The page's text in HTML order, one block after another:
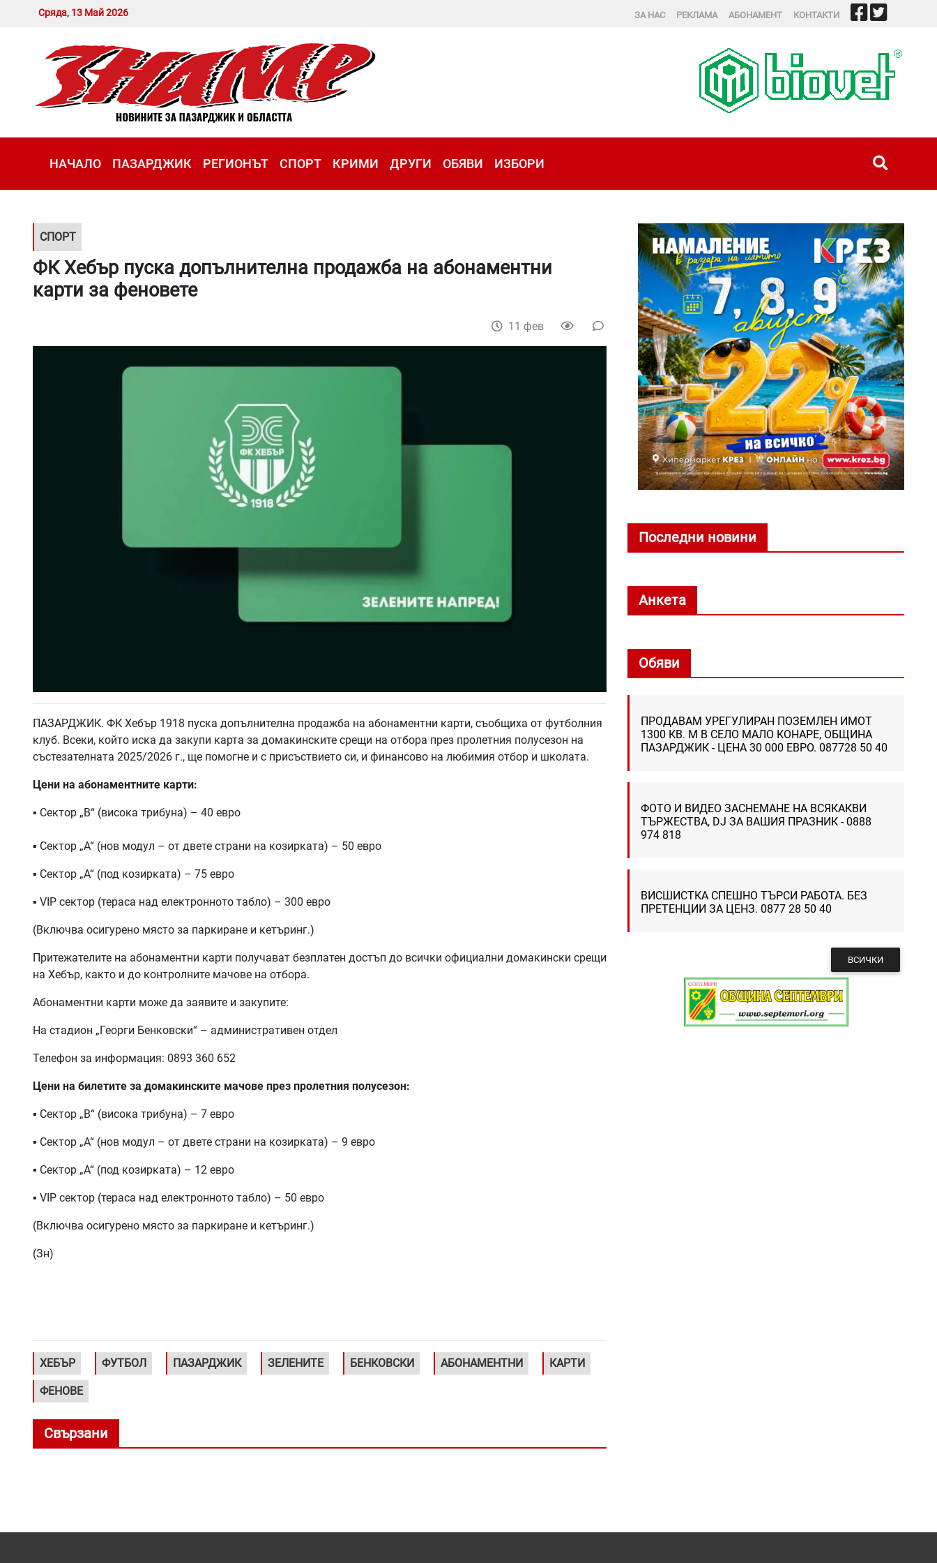
Сряда, 13 Май 2026 ЗА НАС РЕКЛАМА АБОНАМЕНТ КОНТАКТИ
НАЧАЛО ПАЗАРДЖИК РЕГИОНЪТ СПОРТ КРИМИ ДРУГИ ОБЯВИ ИЗБОРИ
СПОРТ
ФК Хебър пуска допълнителна продажба на абонаментни
карти за феновете
11 фев
ПАЗАРДЖИК. ФК Хебър 1918 пуска допълнителна продажба на абонаментни карти, съобщиха от футболния
клуб. Всеки, който иска да закупи карта за домакинските срещи на отбора през пролетния полусезон на
състезателната 2025/2026 г., ще помогне и с присъствието си, и финансово на любимия отбор и школата.
Цени на абонаментните карти:
▪ Сектор „В“ (висока трибуна) – 40 евро
▪ Сектор „А“ (нов модул – от двете страни на козирката) – 50 евро
▪ Сектор „А“ (под козирката) – 75 евро
▪ VIP сектор (тераса над електронното табло) – 300 евро
(Включва осигурено място за паркиране и кетъринг.)
Притежателите на абонаментни карти получават безплатен достъп до всички официални домакински срещи
на Хебър, както и до контролните мачове на отбора.
Абонаментни карти може да заявите и закупите:
На стадион „Георги Бенковски“ – административен отдел
Телефон за информация: 0893 360 652
Цени на билетите за домакинските мачове през пролетния полусезон:
▪ Сектор „В“ (висока трибуна) – 7 евро
▪ Сектор „А“ (нов модул – от двете страни на козирката) – 9 евро
▪ Сектор „А“ (под козирката) – 12 евро
▪ VIP сектор (тераса над електронното табло) – 50 евро
(Включва осигурено място за паркиране и кетъринг.)
(Зн)
ХЕБЪР ФУТБОЛ ПАЗАРДЖИК ЗЕЛЕНИТЕ БЕНКОВСКИ АБОНАМЕНТНИ КАРТИ
ФЕНОВЕ
Свързани
Последни новини
Анкета
Обяви
ПРОДАВАМ УРЕГУЛИРАН ПОЗЕМЛЕН ИМОТ
1300 КВ. М В СЕЛО МАЛО КОНАРЕ, ОБЩИНА
ПАЗАРДЖИК - ЦЕНА 30 000 ЕВРО. 087728 50 40
ФОТО И ВИДЕО ЗАСНЕМАНЕ НА ВСЯКАКВИ
ТЪРЖЕСТВА, DJ ЗА ВАШИЯ ПРАЗНИК - 0888
974 818
ВИСШИСТКА СПЕШНО ТЪРСИ РАБОТА. БЕЗ
ПРЕТЕНЦИИ ЗА ЦЕНЗ. 0877 28 50 40
ВСИЧКИ